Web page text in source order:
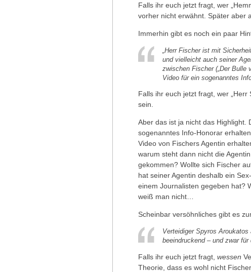
Falls ihr euch jetzt fragt, wer
vorher nicht erwähnt. Später aber
Immerhin gibt es noch ein paar
„Herr Fischer ist mit
und vielleicht auch seiner
zwischen Fischer („Der Bulle
Video für ein sogenanntes
Falls ihr euch jetzt fragt, wer
sein.
Aber das ist ja nicht das Highlight.
sogenanntes Info-Honorar
Video von Fischers Agentin
warum steht dann nicht die
gekommen? Wollte sich Fischer
hat seiner Agentin deshalb ein
einem Journalisten gegeben hat?
weiß man nicht…
Scheinbar versöhnliches gibt es
Verteidiger Spyros
beeindruckend – und zwar für
Falls ihr euch jetzt fragt, wessen
Theorie, dass es wohl nicht